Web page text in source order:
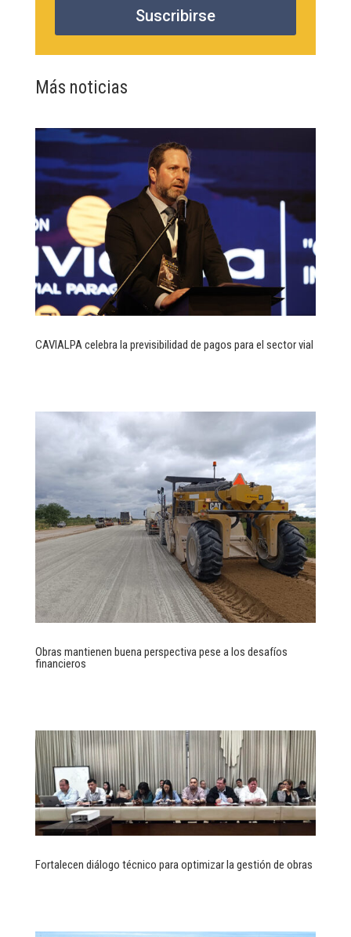
Suscribirse
Más noticias
CAVIALPA celebra la previsibilidad de pagos para el sector vial
Obras mantienen buena perspectiva pese a los desafíos
financieros
Fortalecen diálogo técnico para optimizar la gestión de obras